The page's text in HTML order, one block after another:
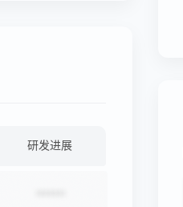
研发进展